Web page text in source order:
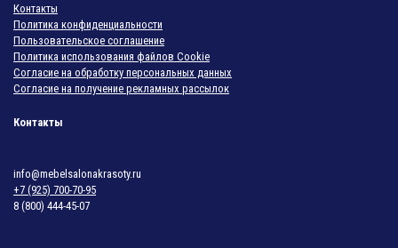
Контакты
Политика конфиденциальности
Пользовательское соглашение
Политика использования файлов Cookie
Согласие на обработку персональных данных
Согласие на получение рекламных рассылок
Контакты
info@mebelsalonakrasoty.ru
+7 (925) 700-70-95
8 (800) 444-45-07